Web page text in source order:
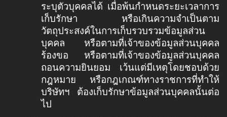
ระบุตัวบุคคลได้ เมื่อพ้นกำหนดระยะเวลาการ
เก็บรักษา หรือเกินความจำเป็นตาม
วัตถุประสงค์ในการเก็บรวบรวมข้อมูลส่วน
บุคคล หรือตามที่เจ้าของข้อมูลส่วนบุคคล
ร้องขอ หรือตามที่เจ้าของข้อมูลส่วนบุคคล
ถอนความยินยอม เว้นแต่มีเหตุโดยชอบด้วย
กฎหมาย หรือกฎเกณฑ์ทางราชการที่ทำให้
บริษัทฯ ต้องเก็บรักษาข้อมูลส่วนบุคคลนั้นต่อ
ไป